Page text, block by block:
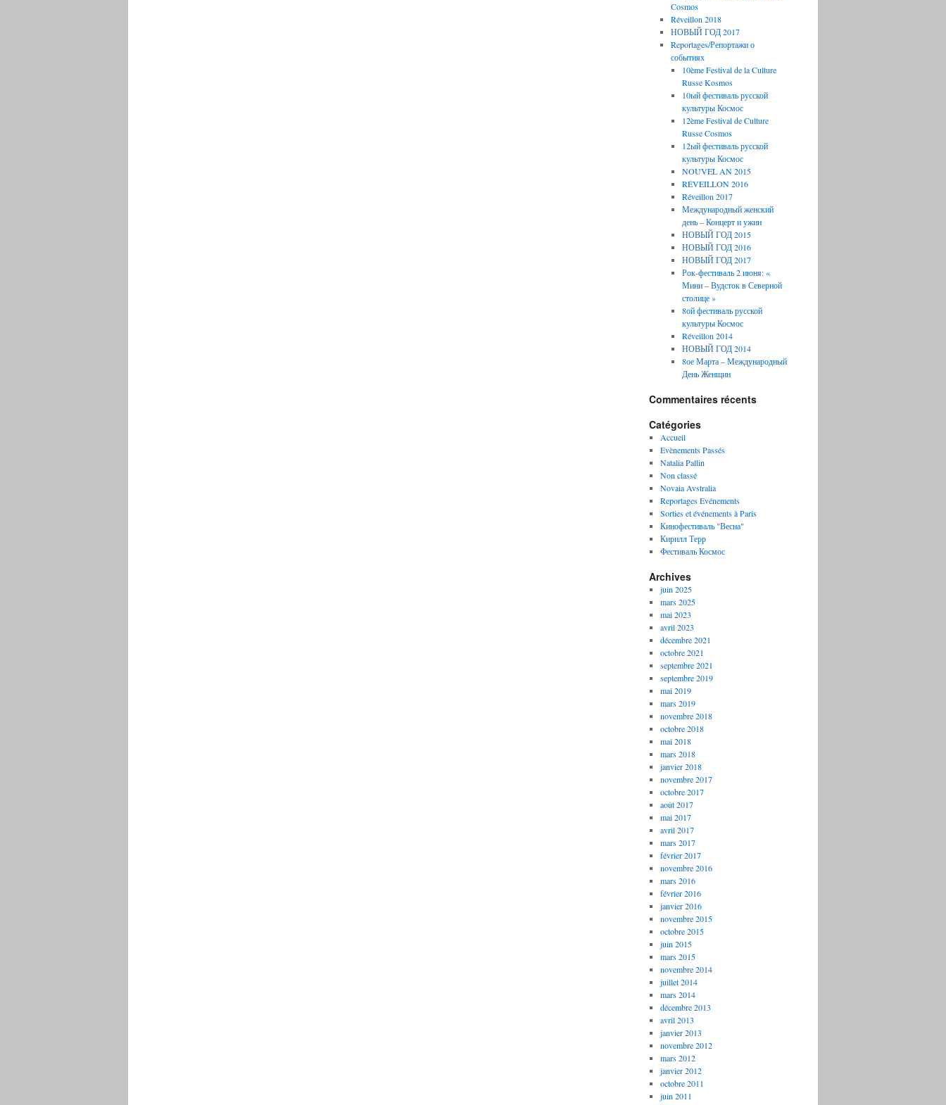
Cosmos
Réveillon 2018
НОВЫЙ ГОД 2017
Reportages/Репортажи о
событиях
10ème Festival de la Culture
Russe Kosmos
10ый фестиваль русской
культуры Космос
12ème Festival de Culture
Russe Cosmos
12ый фестиваль русской
культуры Космос
NOUVEL AN 2015
RÉVEILLON 2016
Réveillon 2017
Международный женский
день – Концерт и ужин
НОВЫЙ ГОД 2015
НОВЫЙ ГОД 2016
НОВЫЙ ГОД 2017
Рок-фестиваль 2 июня: «
Мини – Вудсток в Северной
столице »
8ой фестиваль русской
культуры Космос
Réveillon 2014
НОВЫЙ ГОД 2014
8ое Марта – Международный
День Женщин
Commentaires récents
Catégories
Accueil
Evènements Passés
Natalia Pallin
Non classé
Novaia Avstralia
Reportages Evénements
Sorties et événements à Paris
Кинофестиваль "Весна"
Кирилл Терр
Фестиваль Космос
Archives
juin 2025
mars 2025
mai 2023
avril 2023
décembre 2021
octobre 2021
septembre 2021
septembre 2019
mai 2019
mars 2019
novembre 2018
octobre 2018
mai 2018
mars 2018
janvier 2018
novembre 2017
octobre 2017
août 2017
mai 2017
avril 2017
mars 2017
février 2017
novembre 2016
mars 2016
février 2016
janvier 2016
novembre 2015
octobre 2015
juin 2015
mars 2015
novembre 2014
juillet 2014
mars 2014
décembre 2013
avril 2013
janvier 2013
novembre 2012
mars 2012
janvier 2012
octobre 2011
juin 2011